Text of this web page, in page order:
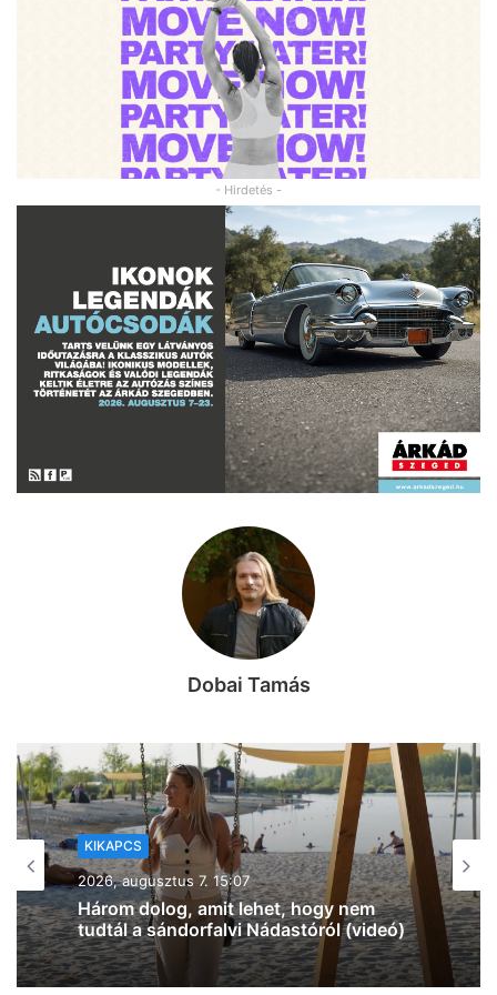
- Hirdetés -
Dobai Tamás
KIKAPCS
2026, augusztus 7. 12:27
Na, ez mennyire király már: 60 SZIN-
jegyet VIP-re húz fel a Coca-Cola
Szegeden!